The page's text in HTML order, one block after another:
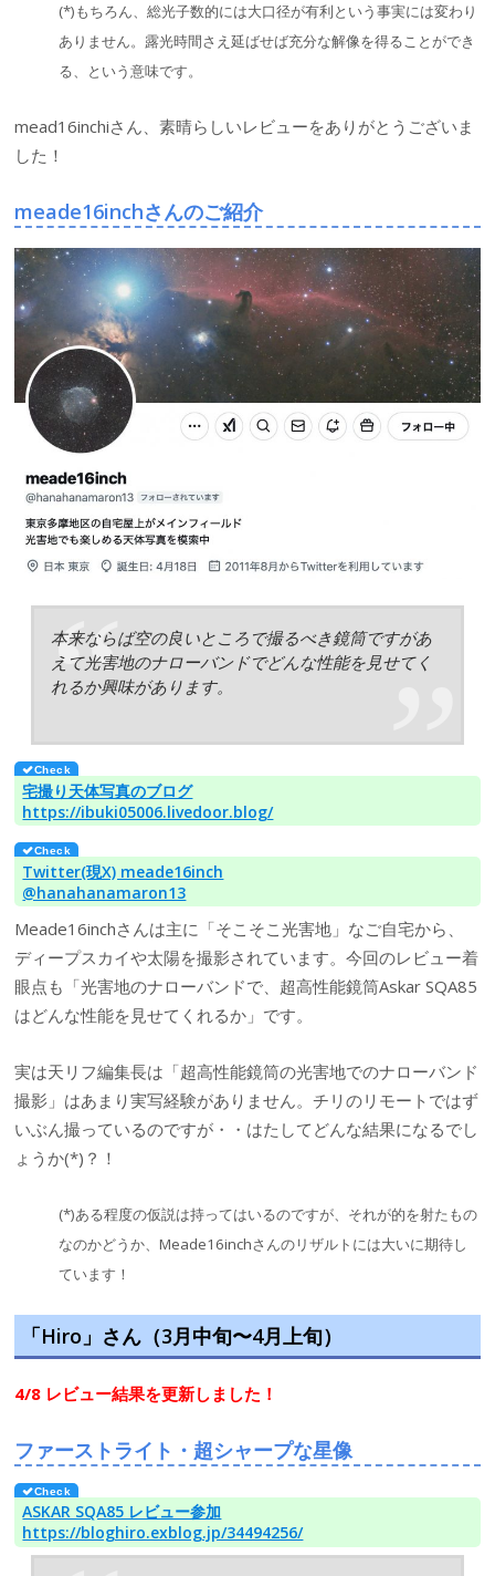
(*)もちろん、総光子数的には大口径が有利という事実には変わり
ありません。露光時間さえ延ばせば充分な解像を得ることができ
る、という意味です。
mead16inchiさん、素晴らしいレビューをありがとうございま
した！
meade16inchさんのご紹介
本来ならば空の良いところで撮るべき鏡筒ですがあ
えて光害地のナローバンドでどんな性能を見せてく
れるか興味があります。
宅撮り天体写真のブログ
https://ibuki05006.livedoor.blog/
Twitter(現X) meade16inch
@hanahanamaron13
Meade16inchさんは主に「そこそこ光害地」なご自宅から、
ディープスカイや太陽を撮影されています。今回のレビュー着
眼点も「光害地のナローバンドで、超高性能鏡筒Askar SQA85
はどんな性能を見せてくれるか」です。
実は天リフ編集長は「超高性能鏡筒の光害地でのナローバンド
撮影」はあまり実写経験がありません。チリのリモートではず
いぶん撮っているのですが・・はたしてどんな結果になるでし
ょうか(*)？！
(*)ある程度の仮説は持ってはいるのですが、それが的を射たもの
なのかどうか、Meade16inchさんのリザルトには大いに期待し
ています！
「Hiro」さん（3月中旬〜4月上旬）
4/8 レビュー結果を更新しました！
ファーストライト・超シャープな星像
ASKAR SQA85 レビュー参加
https://bloghiro.exblog.jp/34494256/